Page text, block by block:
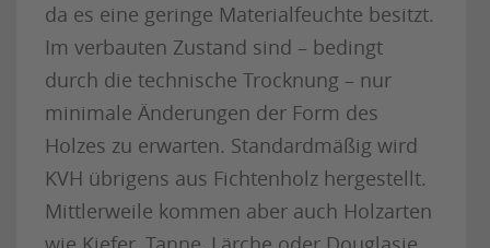
da es eine geringe Materialfeuchte besitzt.
Im verbauten Zustand sind – bedingt
durch die technische Trocknung – nur
minimale Änderungen der Form des
Holzes zu erwarten. Standardmäßig wird
KVH übrigens aus Fichtenholz hergestellt.
Mittlerweile kommen aber auch Holzarten